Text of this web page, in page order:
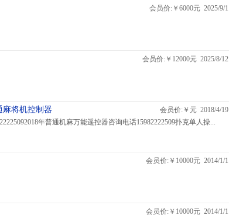
会员价:￥6000元 2025/9/1
会员价:￥12000元 2025/8/12
会员价:￥元 2018/4/19
麻将机控制器
年普通机麻万能遥控器咨询电话15982222509扑克单人操...
会员价:￥10000元 2014/1/1
会员价:￥10000元 2014/1/1